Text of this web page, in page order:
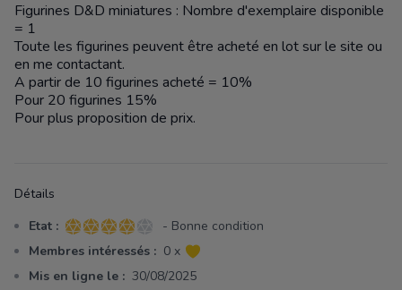
Description
Figurines D&D miniatures : Nombre d'exemplaire disponible
= 1
Toute les figurines peuvent être acheté en lot sur le site ou
en me contactant.
A partir de 10 figurines acheté = 10%
Pour 20 figurines 15%
Pour plus proposition de prix.
Détails
Etat : 4 sur 5 étoiles
- Bonne condition
Membres intéressés : 0 x
Mis en ligne le : 30/08/2025